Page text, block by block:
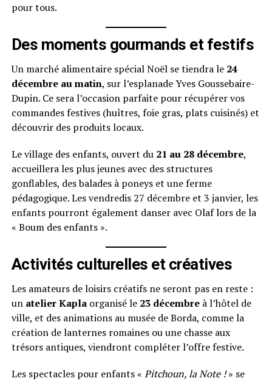
pour tous.
Des moments gourmands et festifs
Un marché alimentaire spécial Noël se tiendra le 24
décembre au matin, sur l’esplanade Yves Goussebaire-
Dupin. Ce sera l’occasion parfaite pour récupérer vos
commandes festives (huîtres, foie gras, plats cuisinés) et
découvrir des produits locaux.
Le village des enfants, ouvert du 21 au 28 décembre,
accueillera les plus jeunes avec des structures
gonflables, des balades à poneys et une ferme
pédagogique. Les vendredis 27 décembre et 3 janvier, les
enfants pourront également danser avec Olaf lors de la
« Boum des enfants ».
Activités culturelles et créatives
Les amateurs de loisirs créatifs ne seront pas en reste :
un atelier Kaplaorganisé le 23 décembreà l’hôtel de
ville, et des animations au musée de Borda, comme la
création de lanternes romaines ou une chasse aux
trésors antiques, viendront compléter l’offre festive.
Les spectacles pour enfants « Pitchoun, la Note !» se